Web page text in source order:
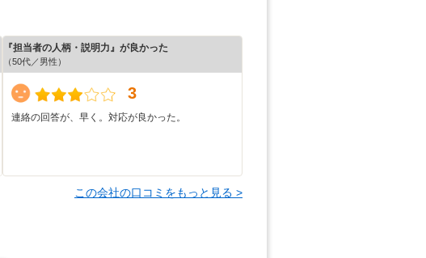
『担当者の人柄・説明力』が良かった
（50代／男性）
3
連絡の回答が、早く。対応が良かった。
この会社の口コミをもっと見る >